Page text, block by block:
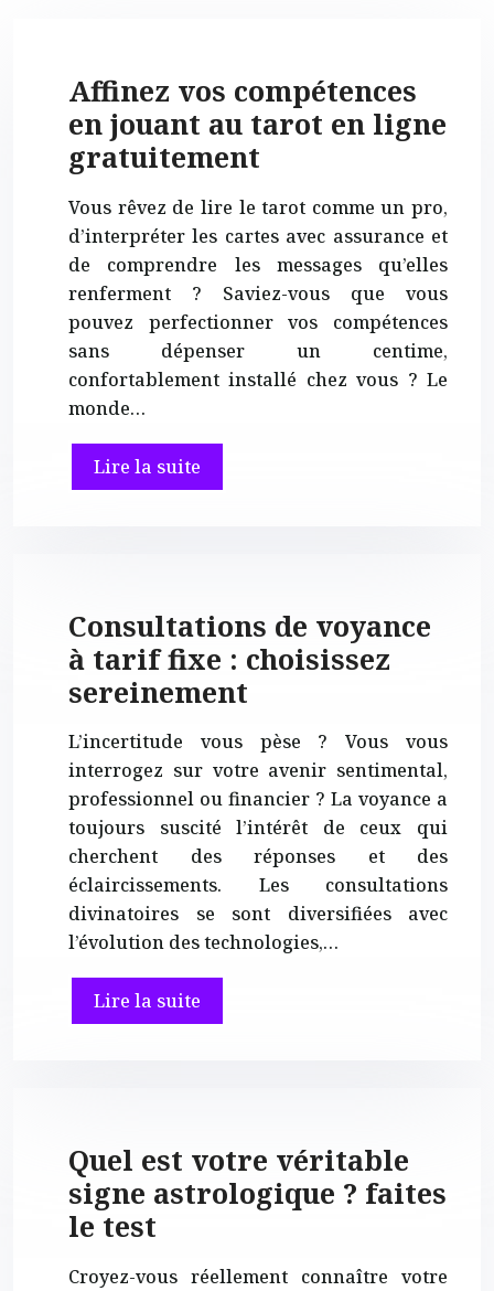
Affinez vos compétences
en jouant au tarot en ligne
gratuitement
Vous rêvez de lire le tarot comme un pro,
d’interpréter les cartes avec assurance et
de comprendre les messages qu’elles
renferment ? Saviez-vous que vous
pouvez perfectionner vos compétences
sans dépenser un centime,
confortablement installé chez vous ? Le
monde…
Lire la suite
Consultations de voyance
à tarif fixe : choisissez
sereinement
L’incertitude vous pèse ? Vous vous
interrogez sur votre avenir sentimental,
professionnel ou financier ? La voyance a
toujours suscité l’intérêt de ceux qui
cherchent des réponses et des
éclaircissements. Les consultations
divinatoires se sont diversifiées avec
l’évolution des technologies,…
Lire la suite
Quel est votre véritable
signe astrologique ? faites
le test
Croyez-vous réellement connaître votre